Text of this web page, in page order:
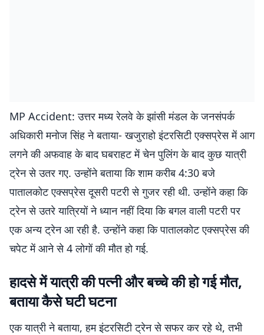
MP Accident: उत्तर मध्य रेलवे के झांसी मंडल के जनसंपर्क
अधिकारी मनोज सिंह ने बताया- खजुराहो इंटरसिटी एक्सप्रेस में आग
लगने की अफवाह के बाद घबराहट में चेन पुलिंग के बाद कुछ यात्री
ट्रेन से उतर गए. उन्होंने बताया कि शाम करीब 4:30 बजे
पातालकोट एक्सप्रेस दूसरी पटरी से गुजर रही थी. उन्होंने कहा कि
ट्रेन से उतरे यात्रियों ने ध्यान नहीं दिया कि बगल वाली पटरी पर
एक अन्य ट्रेन आ रही है. उन्होंने कहा कि पातालकोट एक्सप्रेस की
चपेट में आने से 4 लोगों की मौत हो गई.
हादसे में यात्री की पत्नी और बच्चे की हो गई मौत,
बताया कैसे घटी घटना
एक यात्री ने बताया, हम इंटरसिटी ट्रेन से सफर कर रहे थे, तभी